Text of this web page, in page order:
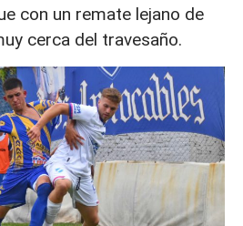
con un remate lejano de
cerca del travesaño.